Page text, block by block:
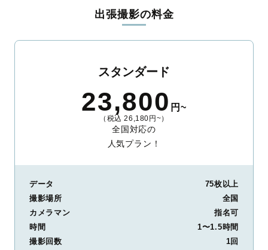
出張撮影の料金
スタンダード
23,800 円~
（税込 26,180円~）
全国対応の
人気プラン！
データ
75枚以上
撮影場所
全国
カメラマン
指名可
時間
1〜1.5時間
撮影回数
1回